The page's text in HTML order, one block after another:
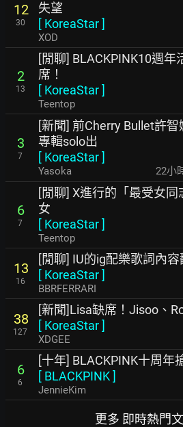
12
30
失望
[ KoreaStar]
XOD
2
13
[閒聊] BLACKPINK10週
席！
[ KoreaStar]
Teentop
3
7
[新聞] 前Cherry Bullet許智
專輯solo出
[ KoreaStar]
Yasoka 22小
6
7
[閒聊] X進行的「最受女
女
[ KoreaStar]
Teentop
13
16
[閒聊] IU的ig配樂歌詞內容
[ KoreaStar]
BBRFERRARI
38
127
[新聞]Lisa缺席！Jisoo、
[ KoreaStar]
XDGEE
6
6
[十年] BLACKPINK十周年
[ BLACKPINK]
JennieKim
更多 即時熱門